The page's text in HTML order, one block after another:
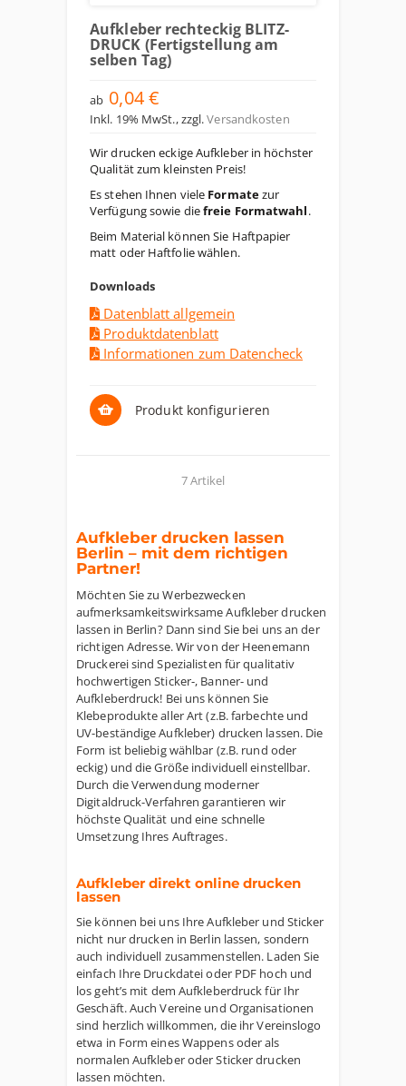
Aufkleber rechteckig BLITZ-
DRUCK (Fertigstellung am
selben Tag)
ab 0,04 €
Inkl. 19% MwSt.,zzgl.Versandkosten
Wir drucken eckige Aufkleber in höchster
Qualität zum kleinsten Preis!
Es stehen Ihnen viele Formatezur
Verfügung sowie diefreie Formatwahl.
Beim Material können Sie Haftpapier
matt oder Haftfolie wählen.
Downloads
Datenblatt allgemein
Produktdatenblatt
Informationen zum Datencheck
Produkt konfigurieren
7 Artikel
Aufkleber drucken lassen
Berlin – mit dem richtigen
Partner!
Möchten Sie zu Werbezwecken
aufmerksamkeitswirksame Aufkleber drucken
lassen in Berlin? Dann sind Sie bei uns an der
richtigen Adresse. Wir von der Heenemann
Druckerei sind Spezialisten für qualitativ
hochwertigen Sticker-, Banner- und
Aufkleberdruck! Bei uns können Sie
Klebeprodukte aller Art (z.B. farbechte und
UV-beständige Aufkleber) drucken lassen. Die
Form ist beliebig wählbar (z.B. rund oder
eckig) und die Größe individuell einstellbar.
Durch die Verwendung moderner
Digitaldruck-Verfahren garantieren wir
höchste Qualität und eine schnelle
Umsetzung Ihres Auftrages.
Aufkleber direkt online drucken
lassen
Sie können bei uns Ihre Aufkleber und Sticker
nicht nur drucken in Berlin lassen, sondern
auch individuell zusammenstellen. Laden Sie
einfach Ihre Druckdatei oder PDF hoch und
los geht’s mit dem Aufkleberdruck für Ihr
Geschäft. Auch Vereine und Organisationen
sind herzlich willkommen, die ihr Vereinslogo
etwa in Form eines Wappens oder als
normalen Aufkleber oder Sticker drucken
lassen möchten.